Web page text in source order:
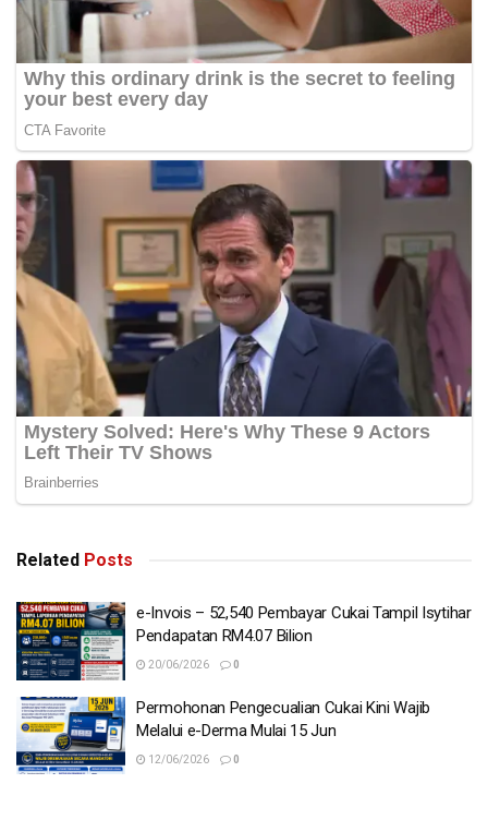
Related Posts
e-Invois – 52,540 Pembayar Cukai Tampil Isytihar
Pendapatan RM4.07 Bilion
20/06/2026 0
Permohonan Pengecualian Cukai Kini Wajib
Melalui e-Derma Mulai 15 Jun
12/06/2026 0